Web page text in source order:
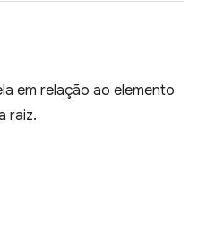
em relação ao elemento
raiz.